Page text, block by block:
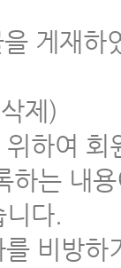
게재하
제)
하여
하는 내
다.
비방하